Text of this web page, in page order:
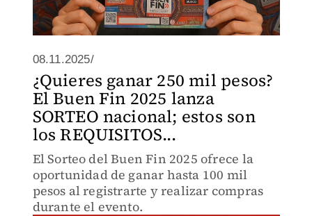
08.11.2025/
¿Quieres ganar 250 mil pesos?
El Buen Fin 2025 lanza
SORTEO nacional; estos son
los REQUISITOS...
El Sorteo del Buen Fin 2025 ofrece la
oportunidad de ganar hasta 100 mil
pesos al registrarte y realizar compras
durante el evento.